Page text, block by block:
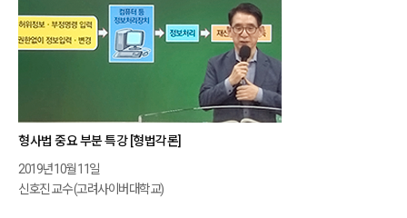
형사법 중요 부분 특강 [형법각론]
2019년 10월 11일
신호진 교수 (고려사이버대학교)